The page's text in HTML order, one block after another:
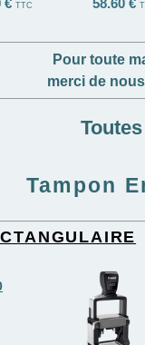
TTC
Pour toute
merci de
Tampon